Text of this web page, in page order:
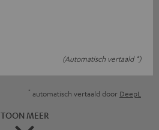
(Automatisch vertaald *)
* automatisch vertaald door DeepL
TOON MEER